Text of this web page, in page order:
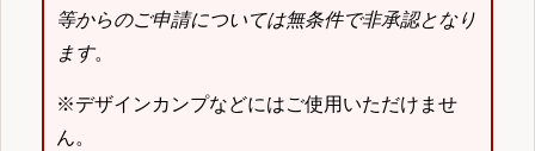
等からのご申請については無条件で非承認となり
ます。
※デザインカンプなどにはご使用いただけませ
ん。